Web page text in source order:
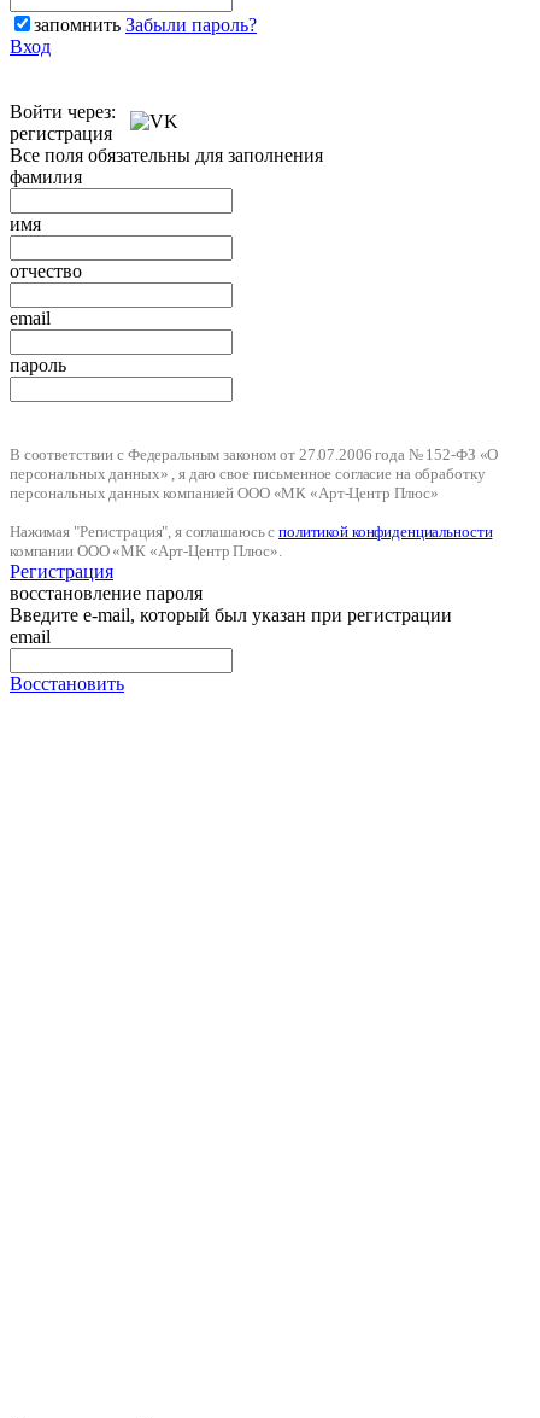
запомнить Забыли пароль?
Вход
Войти через:
регистрация
Все поля обязательны для заполнения
фамилия
имя
отчество
email
пароль
В соответствии с Федеральным законом от 27.07.2006 года № 152-ФЗ «О
персональных данных» , я даю свое письменное согласие на обработку
персональных данных компанией ООО «МК «Арт-Центр Плюс»
Нажимая "Регистрация", я соглашаюсь сполитикой конфиденциальности
компании ООО «МК «Арт-Центр Плюс».
Регистрация
восстановление пароля
Введите e-mail, который был указан при регистрации
email
Восстановить